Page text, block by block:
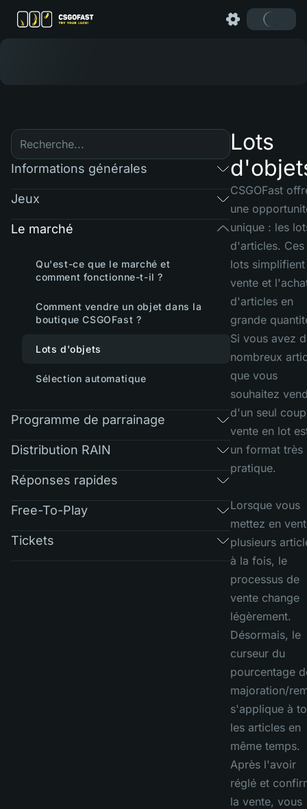
Informations générales
Jeux
Le marché
Qu'est-ce que le marché et
comment fonctionne-t-il ?
Comment vendre un objet dans la
boutique CSGOFast ?
Lots d'objets
Sélection automatique
Programme de parrainage
Distribution RAIN
Réponses rapides
Free-To-Play
Tickets
Lots
CSGOFast
une
unique : les
d'articles. Ces
lots
vente et
d'articles en
grande
Si vous avez
nombreux
que vous
souhaitez
d'un seul
vente en lot
un format très
pratique.
Lorsque vous
mettez en
plusieurs
à la fois, le
processus de
vente change
légèrement.
Désormais, le
curseur du
pourcentage
majoration/
s'applique à
les articles en
même temps.
Après l'avoir
réglé et
la vente, vous